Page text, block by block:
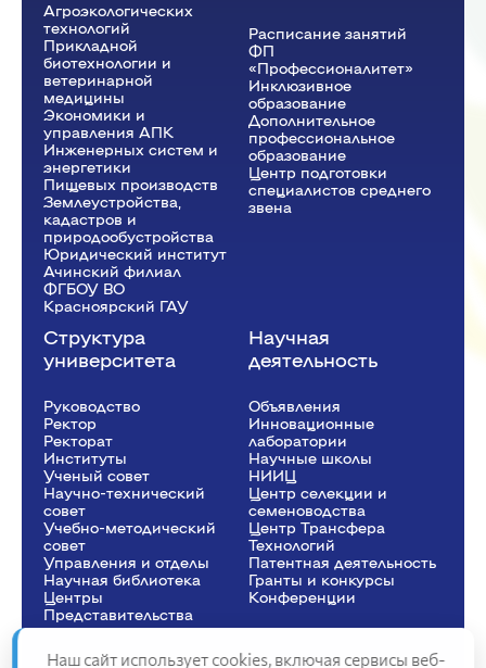
Агроэкологических
технологий
Прикладной
биотехнологии и
ветеринарной
медицины
Экономики и
управления АПК
Инженерных систем и
энергетики
Пищевых производств
Землеустройства,
кадастров и
природообустройства
Юридический институт
Ачинский филиал
ФГБОУ ВО
Красноярский ГАУ
Расписание занятий
ФП
«Профессионалитет»
Инклюзивное
образование
Дополнительное
профессиональное
образование
Центр подготовки
специалистов среднего
звена
Структура
университета
Руководство
Ректор
Рeкторат
Институты
Ученый совет
Научно-технический
совет
Учебно-методический
совет
Управления и отделы
Научная библиотека
Центры
Представительства
Научная
деятельность
Объявления
Инновационные
лаборатории
Научные школы
НИИЦ
Центр селекции и
семеноводства
Центр Трансфера
Технологий
Патентная деятельность
Гранты и конкурсы
Конференции
Наш сайт использует cookies, включая сервисы веб-